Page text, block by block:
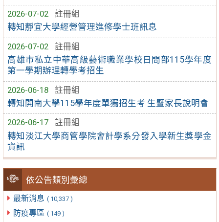
2026-07-02
註冊組
轉知靜宜大學經營管理進修學士班訊息
2026-07-02
註冊組
高雄市私立中華高級藝術職業學校日間部115學年度
第一學期辦理轉學考招生
2026-06-18
註冊組
轉知開南大學115學年度單獨招生考 生暨家長說明會
2026-06-17
註冊組
轉知淡江大學商管學院會計學系分發入學新生獎學金
資訊
依公告類別彙總
最新消息 ( 10,337 )
防疫專區 ( 149 )